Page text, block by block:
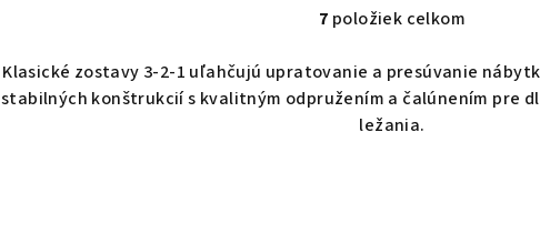
O
v
l
á
7 položiek celkom
Klasické zostavy 3-2-1 uľahčujú upratovanie a presúvanie
stabilných konštrukcií s kvalitným odpružením a čalúnením pre
ležania.